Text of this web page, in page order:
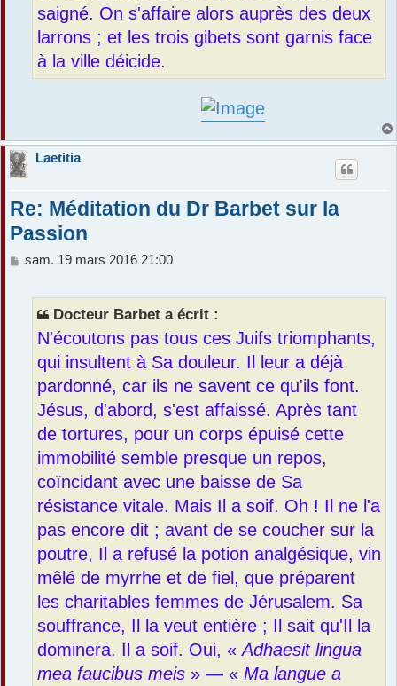
saigné. On s'affaire alors auprès des deux
larrons ; et les trois gibets sont garnis face
à la ville déicide.
Laetitia
Re: Méditation du Dr Barbet sur la
Passion
M
sam. 19 mars 2016 21:00
Docteur Barbet a écrit :
N'écoutons pas tous ces Juifs triomphants,
qui insultent à Sa douleur. Il leur a déjà
pardonné, car ils ne savent ce qu'ils font.
Jésus, d'abord, s'est affaissé. Après tant
de tortures, pour un corps épuisé cette
immobilité semble presque un repos,
coïncidant avec une baisse de Sa
résistance vitale. Mais Il a soif. Oh ! Il ne l'a
pas encore dit ; avant de se coucher sur la
poutre, Il a refusé la potion analgésique, vin
mêlé de myrrhe et de fiel, que préparent
les charitables femmes de Jérusalem. Sa
souffrance, Il la veut entière ; Il sait qu'Il la
dominera. Il a soif. Oui, «Adhaesit lingua
mea faucibus meis » — « Ma langue a